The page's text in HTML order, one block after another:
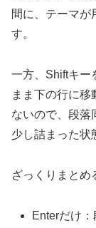
間に、テーマが
す。
一方、Shiftキー
まま下の行に移
ないので、段落
少し詰まった状
ざっくりまとめ
Enterだけ